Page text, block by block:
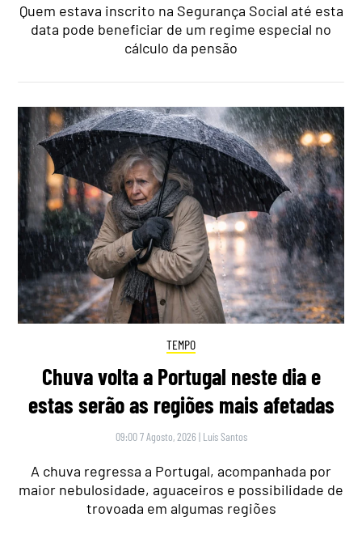
Quem estava inscrito na Segurança Social até esta
data pode beneficiar de um regime especial no
cálculo da pensão
TEMPO
Chuva volta a Portugal neste dia e
estas serão as regiões mais afetadas
09:00 7 Agosto, 2026 | Luís Santos
A chuva regressa a Portugal, acompanhada por
maior nebulosidade, aguaceiros e possibilidade de
trovoada em algumas regiões